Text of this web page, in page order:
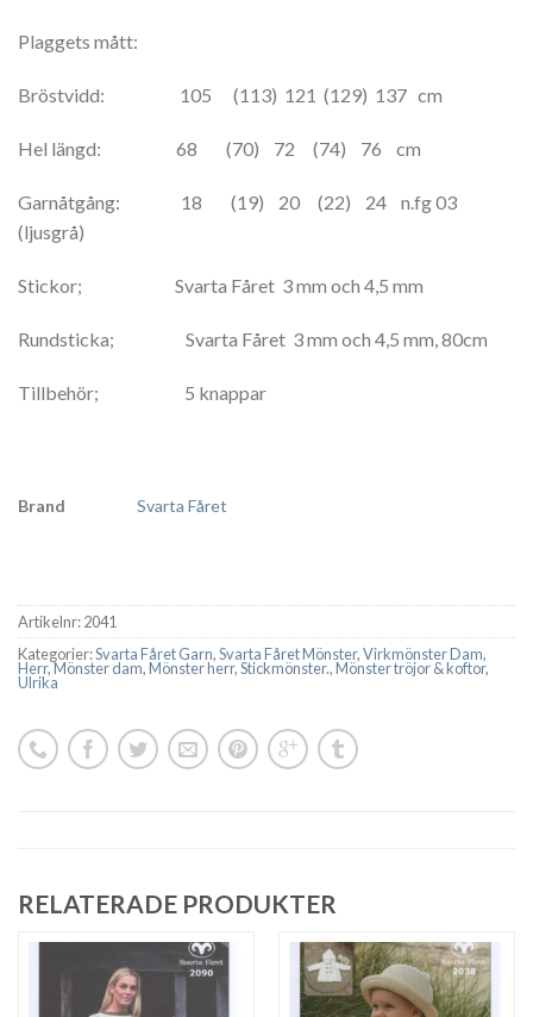
Plaggets mått:
Bröstvidd: 105 (113) 121 (129) 137 cm
Hel längd: 68 (70) 72 (74) 76 cm
Garnåtgång: 18 (19) 20 (22) 24 n.fg 03
(ljusgrå)
Stickor; Svarta Fåret 3 mm och 4,5 mm
Rundsticka; Svarta Fåret 3 mm och 4,5 mm, 80cm
Tillbehör; 5 knappar
Brand Svarta Fåret
Artikelnr:2041
Kategorier:Svarta Fåret Garn,Svarta Fåret Mönster,Virkmönster Dam,
Herr,Mönster dam,Mönster herr,Stickmönster.,Mönster tröjor & koftor,
Ulrika
RELATERADE PRODUKTER